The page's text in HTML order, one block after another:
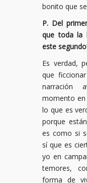
bonito que
P. Del
que toda la
este
Es verdad,
que
narración
momento
lo que es
porque
es como si
sí que es
yo en
temores,
forma de